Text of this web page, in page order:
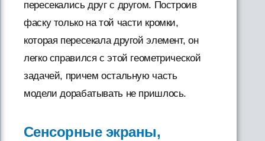
пересекались друг с другом. Построив
фаску только на той части кромки,
которая пересекала другой элемент, он
легко справился с этой геометрической
задачей, причем остальную часть
модели дорабатывать не пришлось.
Сенсорные экраны,